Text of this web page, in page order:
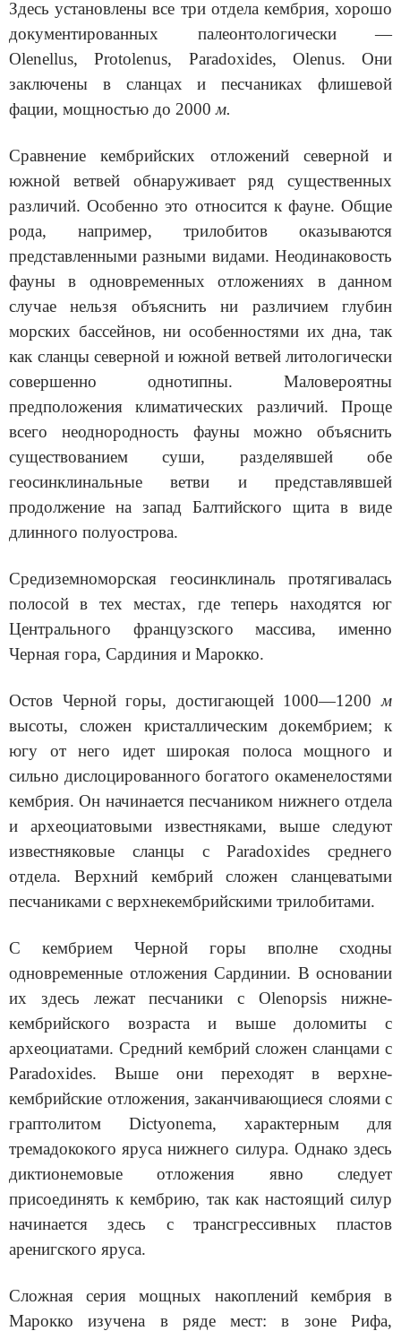
Здесь установлены все три отдела кембрия, хорошо
документированных палеонтологически —
Olenellus, Protolenus, Paradoxides, Olenus. Они
заключены в сланцах и песчаниках флишевой
фации, мощностью до 2000м.
Сравнение кембрийских отложений северной и
южной ветвей обна­руживает ряд существенных
различий. Особенно это относится к фауне. Общие
рода, например, трилобитов оказываются
представленными раз­ными видами. Неодинаковость
фауны в одновременных отложениях в данном
случае нельзя объяснить ни различием глубин
морских бассей­нов, ни особенностями их дна, так
как сланцы северной и южной вет­вей литологически
совершенно однотипны. Маловероятны
предположе­ния климатических различий. Проще
всего неоднородность фауны можно объяснить
существованием суши, разделявшей обе
геосинклинальные ветви и представлявшей
продолжение на запад Балтийского щита в виде
длинного полуострова.
Средиземноморская геосинклиналь протягивалась
по­лосой в тех местах, где теперь находятся юг
Центрального французского массива, именно
Черная гора, Сардиния и Марокко.
Остов Черной горы, достигающей 1000—1200м
высоты, сложен кри­сталлическим докембрием; к
югу от него идет широкая полоса мощного и
сильно дислоцированного богатого окаменелостями
кембрия. Он на­чинается песчаником нижнего отдела
и археоциатовыми известняками, выше следуют
известняковые сланцы с Paradoxides среднего
отдела. Верхний кембрий сложен сланцеватыми
песчаниками с верхнекембрий­скими трилобитами.
С кембрием Черной горы вполне сходны
одновременные отложения Сардинии. В основании
их здесь лежат песчаники с Olenopsis нижне­
кембрийского возраста и выше доломиты с
археоциатами. Средний кембрий сложен сланцами с
Paradoxides. Выше они переходят в верхне­
кембрийские отложения, заканчивающиеся слоями с
граптолитом Dictyonema, характерным для
тремадококого яруса нижнего силура. Однако здесь
диктионемовые отложения явно следует
присоединять к кембрию, так как настоящий силур
начинается здесь с трансгрессив­ных пластов
аренигского яруса.
Сложная серия мощных накоплений кембрия в
Марокко изучена в ряде мест: в зоне Рифа,